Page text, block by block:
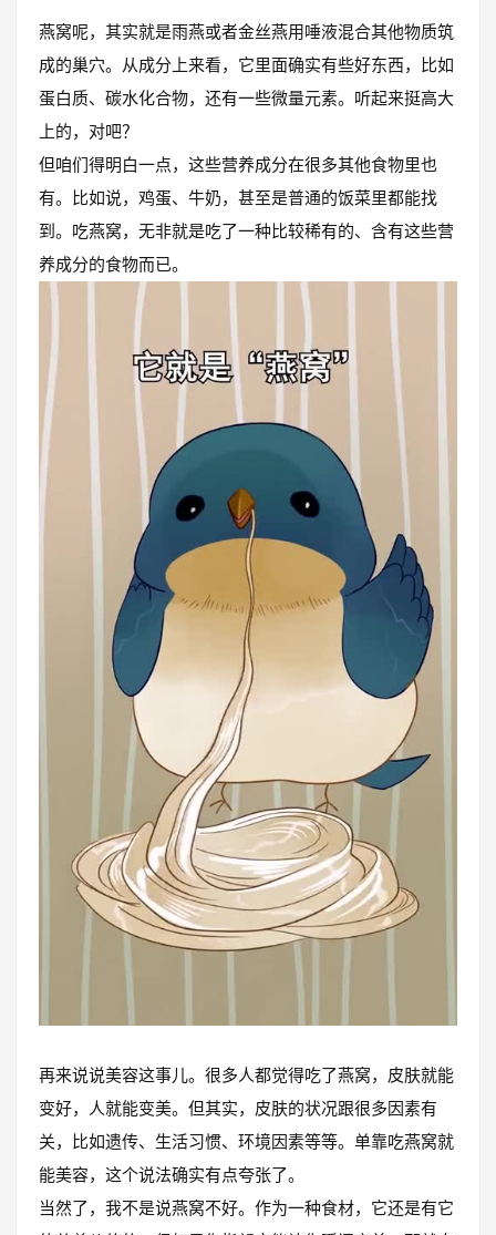
燕窝呢，其实就是雨燕或者金丝燕用唾液混合其他物质筑
成的巢穴。从成分上来看，它里面确实有些好东西，比如
蛋白质、碳水化合物，还有一些微量元素。听起来挺高大
上的，对吧？
但咱们得明白一点，这些营养成分在很多其他食物里也
有。比如说，鸡蛋、牛奶，甚至是普通的饭菜里都能找
到。吃燕窝，无非就是吃了一种比较稀有的、含有这些营
养成分的食物而已。
再来说说美容这事儿。很多人都觉得吃了燕窝，皮肤就能
变好，人就能变美。但其实，皮肤的状况跟很多因素有
关，比如遗传、生活习惯、环境因素等等。单靠吃燕窝就
能美容，这个说法确实有点夸张了。
当然了，我不是说燕窝不好。作为一种食材，它还是有它